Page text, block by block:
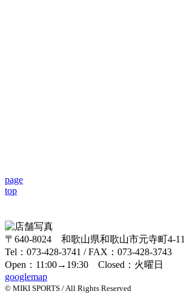
page
top
〒640-8024 和歌山県和歌山市元寺町4-11
Tel：073-428-3741 / FAX：073-428-3743
Open：11:00→19:30 Closed：火曜日
googlemap
© MIKI SPORTS / All Rights Reserved